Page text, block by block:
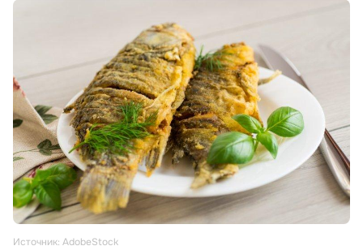
Источник: AdobeStock